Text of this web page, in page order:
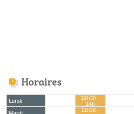
Horaires
Lundi
11h30 -
14h
11h30 -